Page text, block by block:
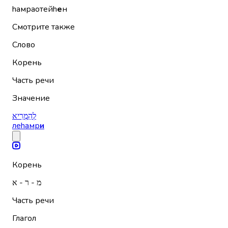
hамраотейhен
Смотрите также
Слово
Корень
Часть речи
Значение
לְהַמְרִיא
леhамри
Корень
מ - ר - א
Часть речи
Глагол